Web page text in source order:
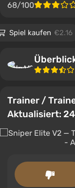
68/100
Spiel kaufen €2.16
Trainer /
Aktualisiert: